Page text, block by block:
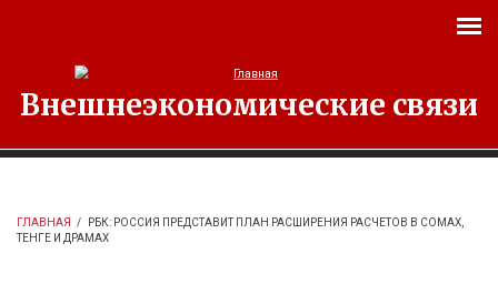
Внешнеэкономические связи
ГЛАВНАЯ /
РБК: РОССИЯ ПРЕДСТАВИТ ПЛАН РАСШИРЕНИЯ РАСЧЕТОВ В СОМАХ,
ТЕНГЕ И ДРАМАХ